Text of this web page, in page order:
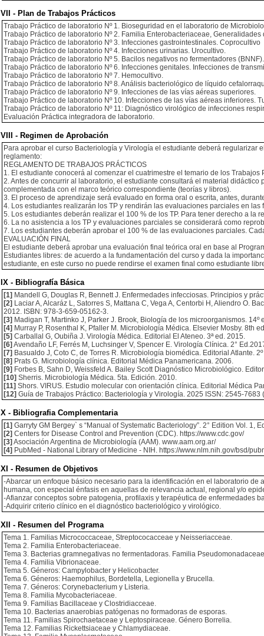
VII - Plan de Trabajos Prácticos
Trabajo Práctico de laboratorio Nº 1. Bioseguridad en el laboratorio de
Trabajo Práctico de laboratorio Nº 2. Familia Enterobacteriaceae,
Trabajo Práctico de laboratorio Nº 3. Infecciones gastrointestinales. Coprocultivo
Trabajo Práctico de laboratorio Nº 4. Infecciones urinarias. Urocultivo.
Trabajo Práctico de laboratorio Nº 5. Bacilos negativos no fermentadores
Trabajo Práctico de laboratorio Nº 6. Infecciones genitales. Infecciones de
Trabajo Práctico de laboratorio Nº 7. Hemocultivo.
Trabajo Práctico de laboratorio Nº 8. Análisis bacteriológico de líquido
Trabajo Práctico de laboratorio Nº 9. Infecciones de las vías aéreas superiores.
Trabajo Práctico de laboratorio Nº 10. Infecciones de las vías aéreas inferiores.
Trabajo Práctico de laboratorio Nº 11: Diagnóstico virológico de infecciones
Evaluación Práctica integradora de laboratorio.
VIII - Regimen de Aprobación
Para aprobar el curso Bacteriología y Virología el estudiante deberá
reglamento:
REGLAMENTO DE TRABAJOS PRÁCTICOS
1. El estudiante conocerá al comenzar el cuatrimestre el temario de los
2. Antes de concurrir al laboratorio, el estudiante consultará el material
complementada con el marco teórico correspondiente (teorías y libros).
3. El proceso de aprendizaje será evaluado en forma oral o escrita, antes,
4. Los estudiantes realizarán los TP y rendirán las evaluaciones parciales en las
5. Los estudiantes deberán realizar el 100 % de los TP. Para tener derecho a
6. La no asistencia a los TP y evaluaciones parciales se considerará como
7. Los estudiantes deberán aprobar el 100 % de las evaluaciones parciales.
EVALUACIÓN FINAL
El estudiante deberá aprobar una evaluación final teórica oral en base al
Estudiantes libres: de acuerdo a la fundamentación del curso y dada la
estudiante, en este curso no puede rendirse el examen final como estudiante
IX - Bibliografía Básica
[1] Mandell G, Douglas R, Bennett J. Enfermedades infecciosas. Principios y
[2] Laciar A, Alcaráz L, Satorres S, Mattana C, Vega A, Centorbi H, Aliendro O.
2012. ISBN: 978-3-659-05162-3.
[3] Madigan T, Martinko J, Parker J. Brook, Biología de los microorganismos. 14º
[4] Murray P, Rosenthal K, Pfaller M. Microbiología Médica. Elsevier Mosby. 8th
[5] Carballal G, Oubiña J. Virología Médica. Editorial El Ateneo. 3ª ed. 2015.
[6] Avendaño LF, Ferrés M, Luchsinger V, Spencer E. Virología Clínica. 2°
[7] Basualdo J, Coto C, de Torres R. Microbiología biomédica. Editorial Atlante.
[8] Prats G. Microbiología clínica. Editorial Médica Panamericana. 2006.
[9] Forbes B, Sahn D, Weissfeld A. Bailey Scott Diagnóstico Microbiológico.
[10] Sherris. Microbiología Médica. 5ta. Edición. 2010.
[11] Shors. VIRUS. Estudio molecular con orientación clínica. Editorial Médica
[12] Guía de Trabajos Práctico: Bacteriología y Virología. 2025 ISSN: 2545-
X - Bibliografia Complementaria
[1] Garryty GM Bergey` s “Manual of Systematic Bacteriology”. 2° Edition Vol. 1,
[2] Centers for Disease Control and Prevention (CDC). https://www.cdc.gov/
[3] Asociación Argentina de Microbiología (AAM). www.aam.org.ar/
[4] PubMed - National Library of Medicine - NIH. https://www.nlm.nih.gov/bsd/
XI - Resumen de Objetivos
-Abarcar un enfoque básico necesario para la identificación en el laboratorio
humana, con especial énfasis en aquellas de relevancia actual, regional y/o
-Afianzar conceptos sobre patogenia, profilaxis y terapéutica de enfermedades
-Adquirir criterio clínico en el diagnóstico bacteriológico y virológico.
XII - Resumen del Programa
Tema 1. Familias Micrococcaceae, Streptococacceae y Neisseriacceae.
Tema 2. Familia Enterobacteriaceae.
Tema 3. Bacterias gramnegativas no fermentadoras. Familia
Tema 4. Familia Vibrionaceae.
Tema 5. Géneros: Campylobacter y Helicobacter.
Tema 6. Géneros: Haemophilus, Bordetella, Legionella y Brucella.
Tema 7. Géneros: Corynebacterium y Listeria.
Tema 8. Familia Mycobacteriaceae.
Tema 9. Familias Bacillaceae y Clostridiacceae.
Tema 10. Bacterias anaerobias patógenas no formadoras de esporas.
Tema 11. Familias Spirochaetaceae y Leptospiraceae. Género Borrelia.
Tema 12. Familias Rickettsiaceae y Chlamydiaceae.